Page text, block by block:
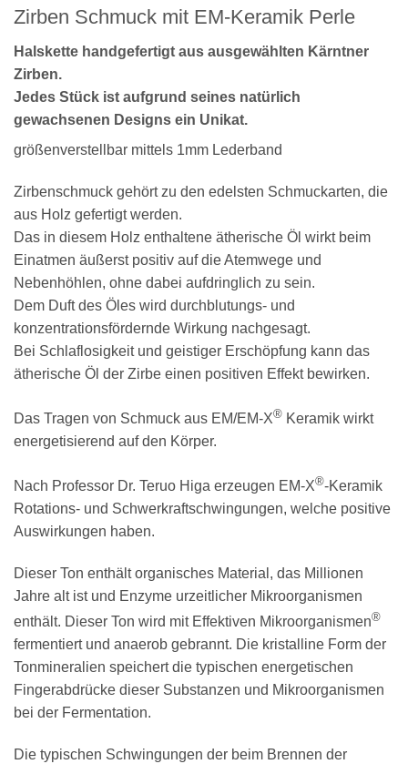
Zirben Schmuck mit EM-Keramik Perle
Halskette handgefertigt aus ausgewählten Kärntner
Zirben.
Jedes Stück ist aufgrund seines natürlich
gewachsenen Designs ein Unikat.
größenverstellbar mittels 1mm Lederband
Zirbenschmuck gehört zu den edelsten Schmuckarten, die
aus Holz gefertigt werden.
Das in diesem Holz enthaltene ätherische Öl wirkt beim
Einatmen äußerst positiv auf die Atemwege und
Nebenhöhlen, ohne dabei aufdringlich zu sein.
Dem Duft des Öles wird durchblutungs- und
konzentrationsfördernde Wirkung nachgesagt.
Bei Schlaflosigkeit und geistiger Erschöpfung kann das
ätherische Öl der Zirbe einen positiven Effekt bewirken.
Das Tragen von Schmuck aus EM/EM-X® Keramik wirkt
energetisierend auf den Körper.
Nach Professor Dr. Teruo Higa erzeugen EM-X®-Keramik
Rotations- und Schwerkraftschwingungen, welche positive
Auswirkungen haben.
Dieser Ton enthältorganisches Material , das Millionen
Jahre alt ist und Enzyme urzeitlicher Mikroorganismen
enthält. Dieser Ton wird mit Effektiven Mikroorganismen®
fermentiert und anaerob gebrannt. Die kristalline Form der
Tonmineralien speichert die typischen energetischen
Fingerabdrücke dieser Substanzen und Mikroorganismen
bei der Fermentation.
Die typischen Schwingungen der beim Brennen der